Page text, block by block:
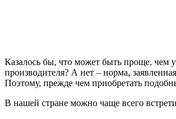
Казалось бы, что может быть проще, чем
производителя? А нет – норма,
Поэтому, прежде чем приобретать
В нашей стране можно чаще всего